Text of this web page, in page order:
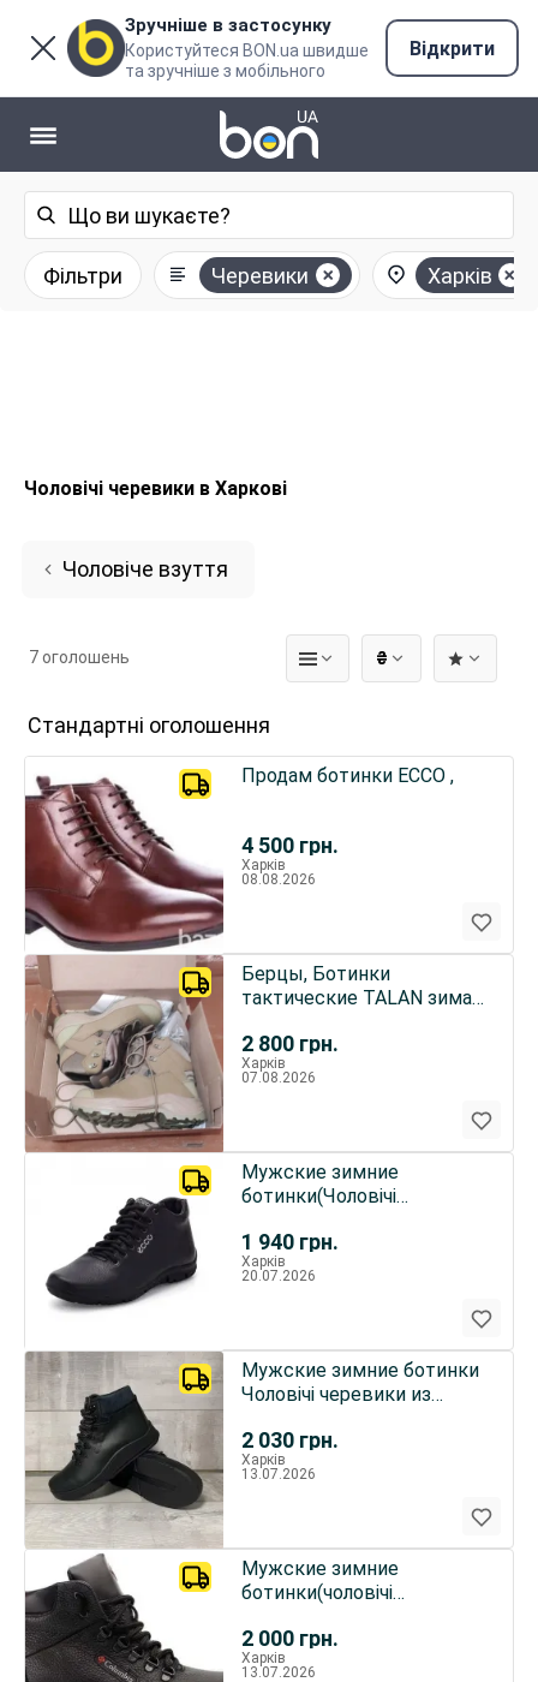
Зручніше в застосунку
Користуйтеся BON.ua швидше
та зручніше з мобільного
Відкрити
Фільтри Черевики Харків
Чоловічі черевики в Харкові
Чоловіче взуття
₴
7 оголошень
Стандартні оголошення
4 500 грн.
Продам ботинки ECCO ,
Харків
08.08.2026
2 800 грн.
Берцы, Ботинки
тактические TALAN зима,
Харків
07.08.2026
1 940 грн.
Мужские зимние
ботинки(Чоловічі
кожи.ECCO
Харків
20.07.2026
2 030 грн.
Мужские зимние ботинки
Чоловічі черевики из
Харків
13.07.2026
2 000 грн.
Мужские зимние
ботинки(чоловічі
кожи.columbia
Харків
13.07.2026